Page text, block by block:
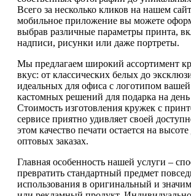
Всего за несколько кликов на нашем
мобильное приложение вы можете
выбрав различные параметры принта,
надписи, рисунки или даже портреты.
Мы предлагаем широкий ассортимент
вкус: от классических белых до
идеальных для офиса с логотипом
кастомных решений для подарка на
Стоимость изготовления кружек с
сервисе приятно удивляет своей
этом качество печати остается на
оптовых заказах.
Главная особенность нашей услуги –
превратить стандартный предмет
использования в оригинальный и